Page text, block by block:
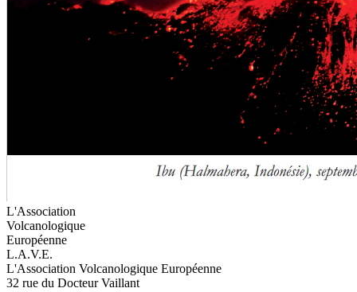
L'Association
Volcanologique
Européenne
L.A.V.E.
L'Association Volcanologique Européenne
32 rue du Docteur Vaillant